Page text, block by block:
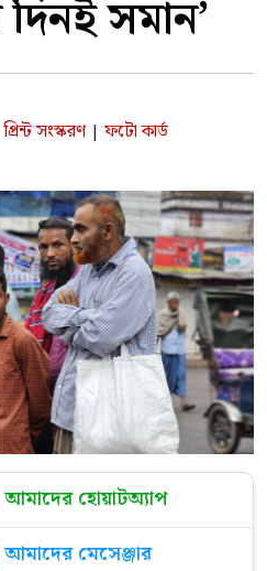
সমান’
প্রিন্ট সংস্করণ | ফটো কার্ড
আমাদের হোয়াটঅ্যাপ
আমাদের মেসেঞ্জার